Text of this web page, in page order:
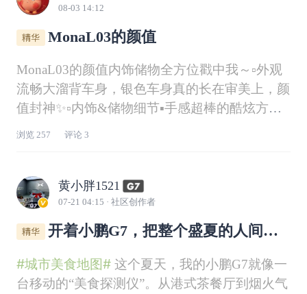
08-03 14:12
MonaL03的颜值
MonaL03的颜值内饰储物全方位戳中我～▫️外观
流畅大溜背车身，银色车身真的长在审美上，颜
值封神✨▫️内饰&储物细节▪️手感超棒的酷炫方向
盘▪️零重力副驾，久坐出行舒适度拉满▪️金属质感
心▪️超大前备箱，储物能
浏览 257 评论 3
黄小胖1521
07-21 04:15 · 社区创作者
开着小鹏G7，把整个盛夏的人间风
#城市美食地图#这个夏天，我的小鹏G7就像一
台移动的“美食探测仪”。从港式茶餐厅到烟火气